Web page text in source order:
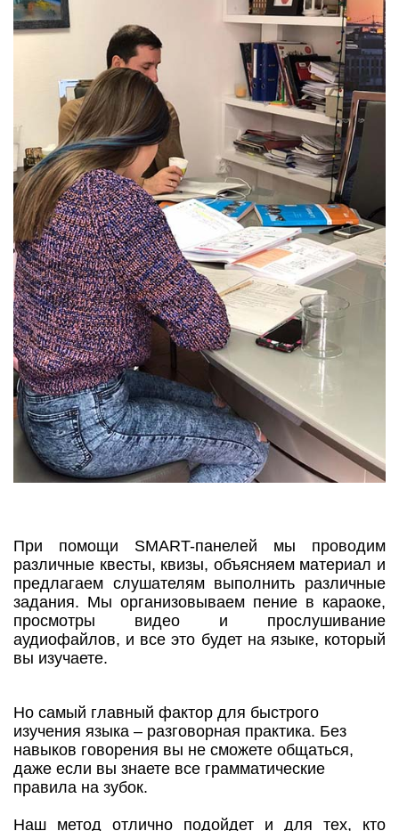
При помощи SMART-панелей мы проводим
различные квесты, квизы, объясняем материал и
предлагаем слушателям выполнить различные
задания. Мы организовываем пение в караоке,
просмотры видео и прослушивание
аудиофайлов, и все это будет на языке, который
вы изучаете.
Но самый главный фактор для быстрого
изучения языка – разговорная практика. Без
навыков говорения вы не сможете общаться,
даже если вы знаете все грамматические
правила на зубок.
Наш метод отлично подойдет и для тех, кто